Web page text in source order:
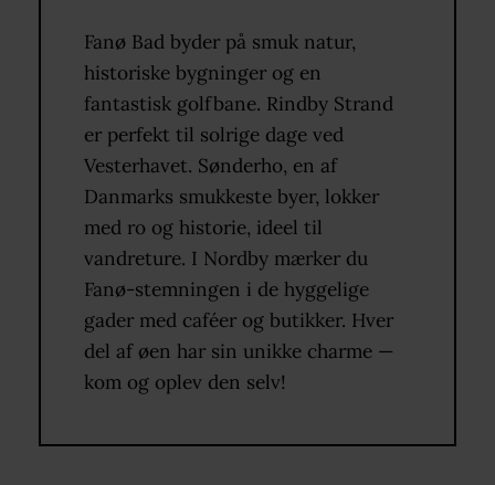
Fanø Bad byder på smuk natur,
historiske bygninger og en
fantastisk golfbane. Rindby Strand
er perfekt til solrige dage ved
Vesterhavet. Sønderho, en af
Danmarks smukkeste byer, lokker
med ro og historie, ideel til
vandreture. I Nordby mærker du
Fanø-stemningen i de hyggelige
gader med caféer og butikker. Hver
del af øen har sin unikke charme —
kom og oplev den selv!